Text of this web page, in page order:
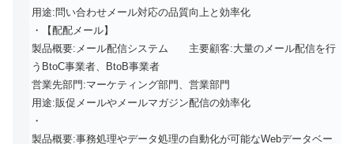
用途:問い合わせメール対応の品質向上と効率化
・【配配メール】
製品概要:メール配信システム 主要顧客:大量のメール配信を行
うBtoC事業者、BtoB事業者
営業先部門:マーケティング部門、営業部門
用途:販促メールやメールマガジン配信の効率化
・
製品概要:事務処理やデータ処理の自動化が可能なWebデータベー